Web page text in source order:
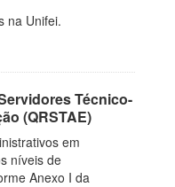
na Unifei.
Técnico-
(QRSTAE)
em
níveis de
Anexo I da